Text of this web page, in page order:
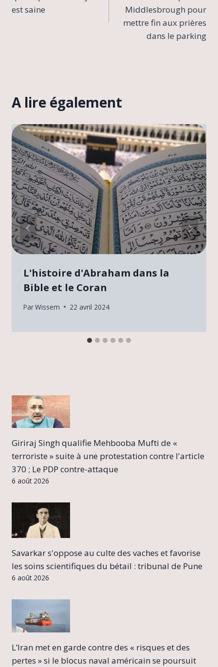
l’article
est saine
Middlesbrough pour
mettre fin aux prières
dans le parking
A lire également
L'histoire d'Abraham dans la
Bible et le Coran
ParWissem 22 avril 2024
Giriraj Singh qualifie Mehbooba Mufti de «
terroriste » suite à une protestation contre l'article
370 ; Le PDP contre-attaque
6 août 2026
Savarkar s'oppose au culte des vaches et favorise
les soins scientifiques du bétail : tribunal de Pune
6 août 2026
L’Iran met en garde contre des « risques et des
pertes » si le blocus naval américain se poursuit